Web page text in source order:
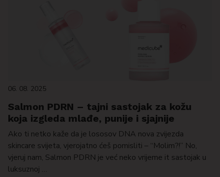
06. 08. 2025
Salmon PDRN – tajni sastojak za kožu
koja izgleda mlađe, punije i sjajnije
Ako ti netko kaže da je lososov DNA nova zvijezda
skincare svijeta, vjerojatno ćeš pomisliti – “Molim?!” No,
vjeruj nam, Salmon PDRN je već neko vrijeme it sastojak u
luksuznoj …